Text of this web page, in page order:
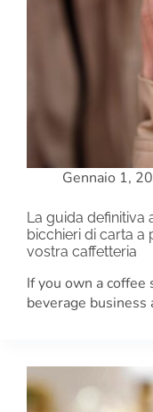
Gennaio 1,
La guida definitiva
bicchieri di carta a
vostra caffetteria
If you own a
beverage